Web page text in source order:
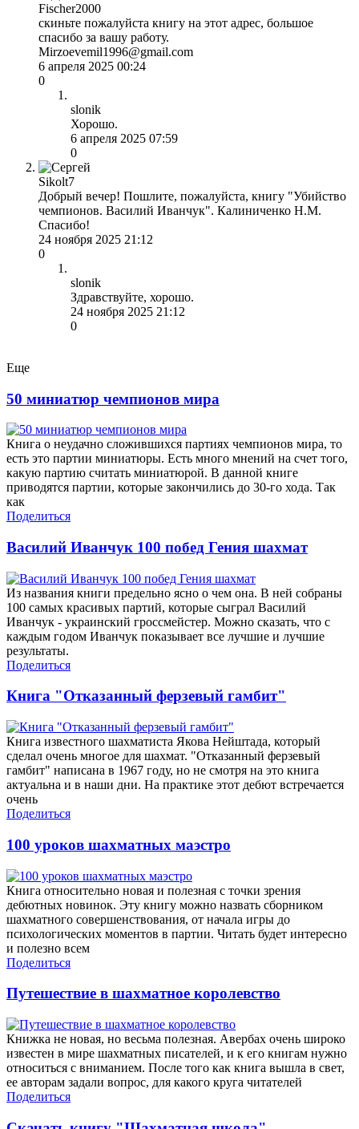
Fischer2000
скиньте пожалуйста книгу на этот адрес, большое
спасибо за вашу работу.
Mirzoevemil1996@gmail.com
6 апреля 2025 00:24
0
slonik
Хорошо.
6 апреля 2025 07:59
0
Sikolt7
Добрый вечер! Пошлите, пожалуйста, книгу "Убийство
чемпионов. Василий Иванчук". Калиниченко Н.М.
Спасибо!
24 ноября 2025 21:12
0
slonik
Здравствуйте, хорошо.
24 ноября 2025 21:12
0
Еще
50 миниатюр чемпионов мира
Книга о неудачно сложившихся партиях чемпионов мира, то
есть это партии миниатюры. Есть много мнений на счет того,
какую партию считать миниатюрой. В данной книге
приводятся партии, которые закончились до 30-го хода. Так
как
Поделиться
Василий Иванчук 100 побед Гения шахмат
Из названия книги предельно ясно о чем она. В ней собраны
100 самых красивых партий, которые сыграл Василий
Иванчук - украинский гроссмейстер. Можно сказать, что с
каждым годом Иванчук показывает все лучшие и лучшие
результаты.
Поделиться
Книга "Отказанный ферзевый гамбит"
Книга известного шахматиста Якова Нейштада, который
сделал очень многое для шахмат. "Отказанный ферзевый
гамбит" написана в 1967 году, но не смотря на это книга
актуальна и в наши дни. На практике этот дебют встречается
очень
Поделиться
100 уроков шахматных маэстро
Книга относительно новая и полезная с точки зрения
дебютных новинок. Эту книгу можно назвать сборником
шахматного совершенствования, от начала игры до
психологических моментов в партии. Читать будет интересно
и полезно всем
Поделиться
Путешествие в шахматное королевство
Книжка не новая, но весьма полезная. Авербах очень широко
известен в мире шахматных писателей, и к его книгам нужно
относиться с вниманием. После того как книга вышла в свет,
ее авторам задали вопрос, для какого круга читателей
Поделиться